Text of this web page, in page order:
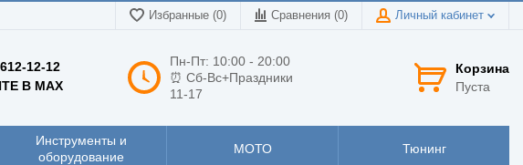
Избранные (0) Сравнения (0) Личный кабинет
12-12
В MAX
Пн-Пт: 10:00 - 20:00
⏰ Сб-Вс+Праздники
11-17
Корзина
Пуста
Инструменты и
оборудование
МОТО Тюнинг